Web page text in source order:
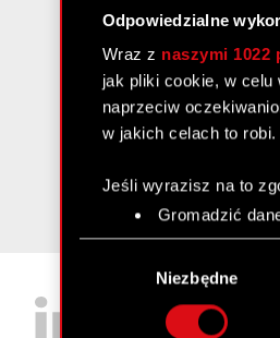
Odpowiedzialne
Wraz z naszymi 1022
jak pliki cookie, w
naprzeciw
w jakich celach to robi.
Jeśli wyrazisz na to
Gromadzić
Identyfikować
Dowiedz się więcej
szczegółów . W
Niezbędne